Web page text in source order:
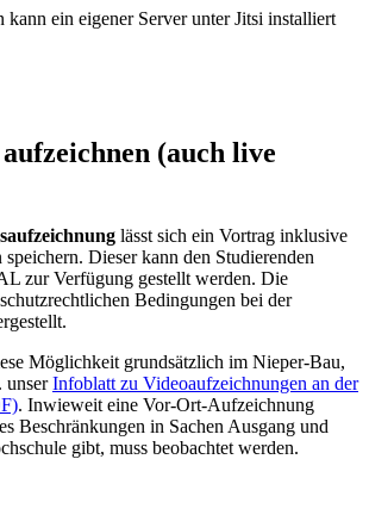
kann ein eigener Server unter Jitsi installiert
(auch live
lässt sich ein Vortrag inklusive
Dieser kann den Studierenden
zur Verfügung gestellt werden. Die
Bedingungen bei der
Möglichkeit grundsätzlich im Nieper-Bau,
unserInfoblatt zu Videoaufzeichnungen an der
. Inwieweit eine Vor-Ort-Aufzeichnung
Beschränkungen in Sachen Ausgang und
gibt, muss beobachtet werden.